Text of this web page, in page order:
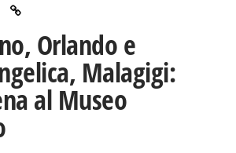
Orlando e
Malagigi:
al Museo